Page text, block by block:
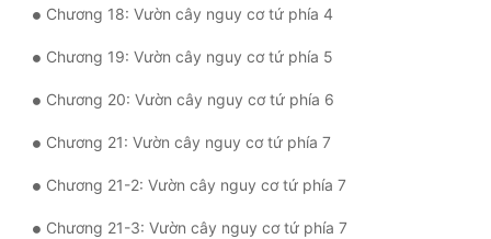
Tiểu Thuyết
Trinh Thám
Triều Đấu
Trùng Sinh
Chương 18: Vườn cây nguy cơ tứ phía 4
Chương 19: Vườn cây nguy cơ tứ phía 5
Chương 20: Vườn cây nguy cơ tứ phía 6
Chương 21: Vườn cây nguy cơ tứ phía 7
Chương 21-2: Vườn cây nguy cơ tứ phía 7
Chương 21-3: Vườn cây nguy cơ tứ phía 7